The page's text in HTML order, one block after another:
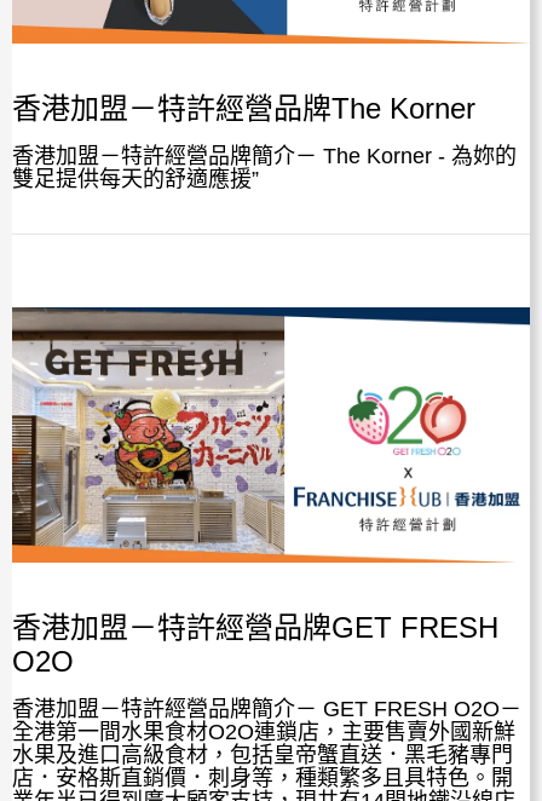
香港加盟－特許經營品牌The Korner
香港加盟－特許經營品牌簡介－ The Korner - 為妳的
雙足提供每天的舒適應援”
香港加盟－特許經營品牌GET FRESH
O2O
香港加盟－特許經營品牌簡介－ GET FRESH O2O－
全港第一間水果食材O2O連鎖店，主要售賣外國新鮮
水果及進口高級食材，包括皇帝蟹直送．黑毛豬專門
店．安格斯直銷價．刺身等，種類繁多且具特色。開